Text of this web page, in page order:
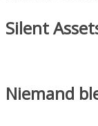
Silent
Niemand